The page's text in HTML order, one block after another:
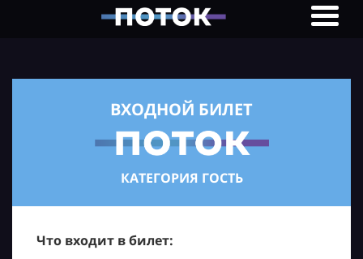
ВХОДНОЙ БИЛЕТ
КАТЕГОРИЯ ГОСТЬ
Что входит в билет: